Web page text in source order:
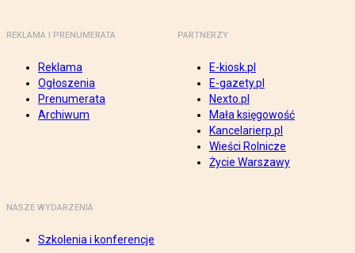
REKLAMA I PRENUMERATA
Reklama
Ogłoszenia
Prenumerata
Archiwum
PARTNERZY
E-kiosk.pl
E-gazety.pl
Nexto.pl
Mała księgowość
Kancelarierp.pl
Wieści Rolnicze
Życie Warszawy
NASZE WYDARZENIA
Szkolenia i konferencje